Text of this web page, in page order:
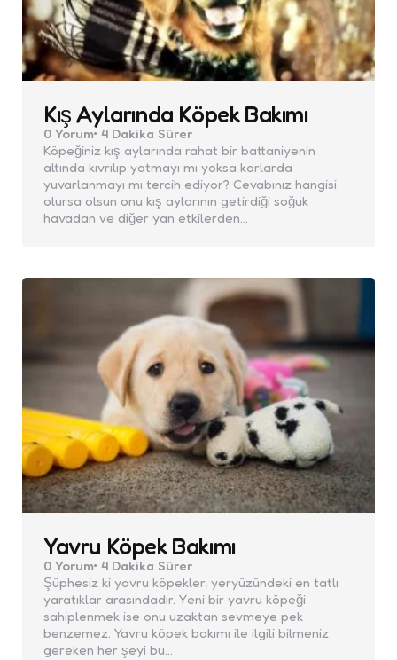
Kış Aylarında Köpek Bakımı
0 Yorum 4 Dakika Sürer
Köpeğiniz kış aylarında rahat bir battaniyenin
altında kıvrılıp yatmayı mı yoksa karlarda
yuvarlanmayı mı tercih ediyor? Cevabınız hangisi
olursa olsun onu kış aylarının getirdiği soğuk
havadan ve diğer yan etkilerden…
Yavru Köpek Bakımı
0 Yorum 4 Dakika Sürer
Şüphesiz ki yavru köpekler, yeryüzündeki en tatlı
yaratıklar arasındadır. Yeni bir yavru köpeği
sahiplenmek ise onu uzaktan sevmeye pek
benzemez. Yavru köpek bakımı ile ilgili bilmeniz
gereken her şeyi bu…